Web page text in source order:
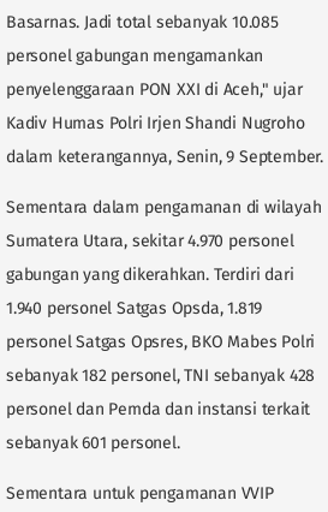
Basarnas. Jadi total sebanyak 10.085
personel gabungan mengamankan
penyelenggaraan PON XXI di Aceh," ujar
Kadiv Humas Polri Irjen Shandi Nugroho
dalam keterangannya, Senin, 9 September.
Sementara dalam pengamanan di wilayah
Sumatera Utara, sekitar 4.970 personel
gabungan yang dikerahkan. Terdiri dari
1.940 personel Satgas Opsda, 1.819
personel Satgas Opsres, BKO Mabes Polri
sebanyak 182 personel, TNI sebanyak 428
personel dan Pemda dan instansi terkait
sebanyak 601 personel.
Sementara untuk pengamanan VVIP